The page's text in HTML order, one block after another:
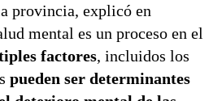
provincia, explicó en
mental es un proceso en el
factores, incluidos los
pueden ser determinantes